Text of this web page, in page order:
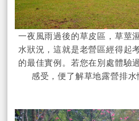
一夜風雨過後的草皮區，草莖
水狀況，這就是老營區經得起
的最佳實例。若您在別處體驗
感受，便了解草地露營排水